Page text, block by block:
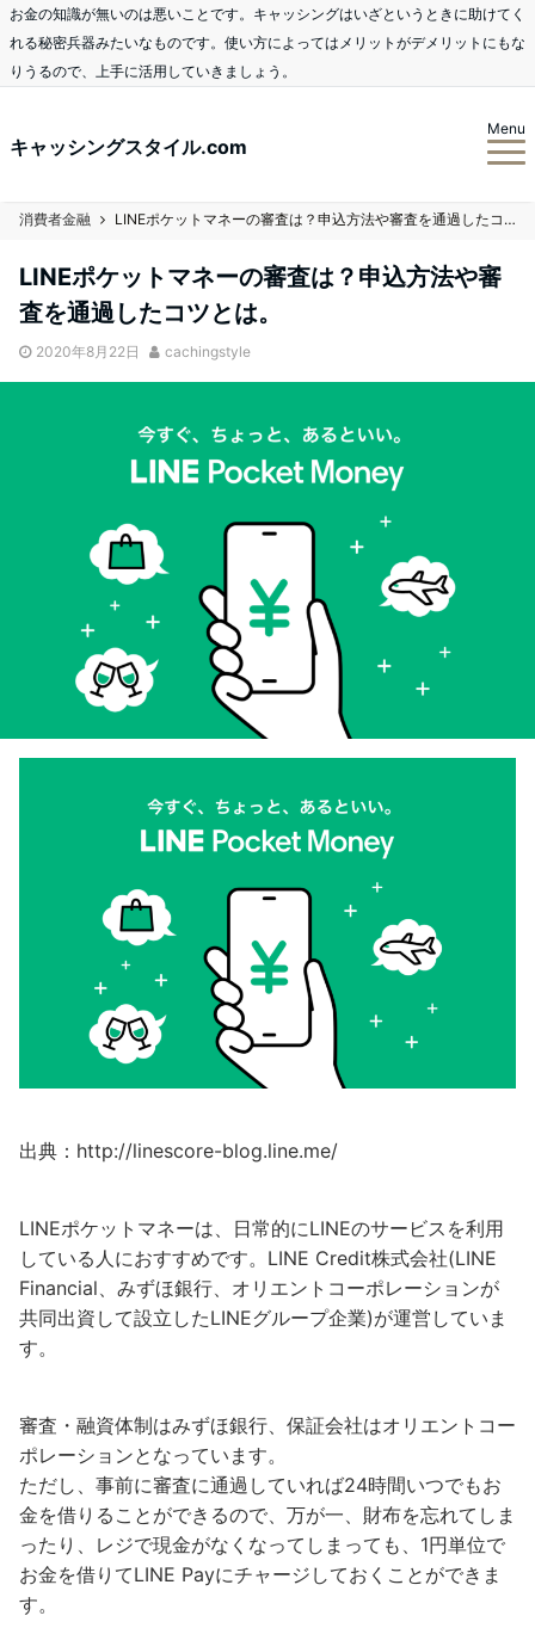
お金の知識が無いのは悪いことです。キャッシングはいざというときに助けてく
れる秘密兵器みたいなものです。使い方によってはメリットがデメリットにもな
りうるので、上手に活用していきましょう。
キャッシングスタイル.com
Menu
消費者金融 LINEポケットマネーの審査は？申込方法や審査を通過したコツとは。
LINEポケットマネーの審査は？申込方法や審
査を通過したコツとは。
2020年8月22日 cachingstyle
出典：http://linescore-blog.line.me/
LINEポケットマネーは、日常的にLINEのサービスを利用
している人におすすめです。LINE Credit株式会社(LINE
Financial、みずほ銀行、オリエントコーポレーションが
共同出資して設立したLINEグループ企業)が運営していま
す。
審査・融資体制はみずほ銀行、保証会社はオリエントコー
ポレーションとなっています。
ただし、事前に審査に通過していれば24時間いつでもお
金を借りることができるので、万が一、財布を忘れてしま
ったり、レジで現金がなくなってしまっても、1円単位で
お金を借りてLINE Payにチャージしておくことができま
す。